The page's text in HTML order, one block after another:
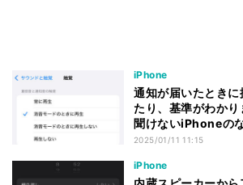
iPhone
通知が届いたとき
たり、基準がわか
聞けないiPhoneの
2025/01/11 11:15
iPhone